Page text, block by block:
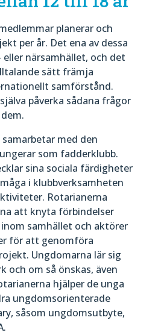
planerar och
per år. Det ena av dessa
närsamhället, och det
sätt främja
samförstånd.
påverka sådana frågor
med den
som fadderklubb.
sina sociala färdigheter
i klubbverksamheten
Rotarianerna
att knyta förbindelser
samhället och aktörer
för att genomföra
Ungdomarna lär sig
och om så önskas, även
hjälper de unga
ungdomsorienterade
såsom ungdomsutbyte,